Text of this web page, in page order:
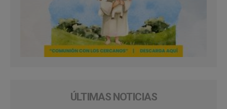
ÚLTIMAS NOTICIAS